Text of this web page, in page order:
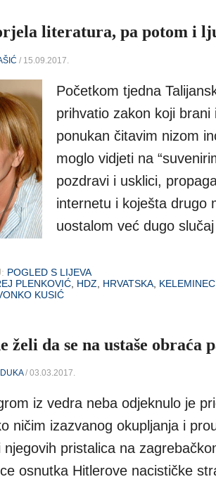
literatura, pa potom i
/ 15.09.2017.
Početkom tjedna
prihvatio zakon koji
ponukan čitavim nizom
moglo vidjeti na
pozdravi i usklici,
internetu i koješta drugo
uostalom već dugo
POGLED S LIJEVA
PLENKOVIĆ HDZ HRVATSKA KELEMINEC
KUSIĆ
želi da se na ustaše obraća
/ 03.03.2017.
iz vedra neba odjeknulo je
ničim izazvanog okupljanja i
njegovih pristalica na
osnutka Hitlerove nacističke